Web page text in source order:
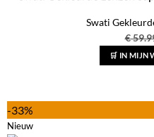
Swati
€
🛒 IN MIJN
-33%
Nieuw